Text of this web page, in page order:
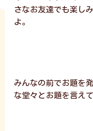
さなお友達でも楽し
よ。
みんなの前でお題を
な堂々とお題を言え